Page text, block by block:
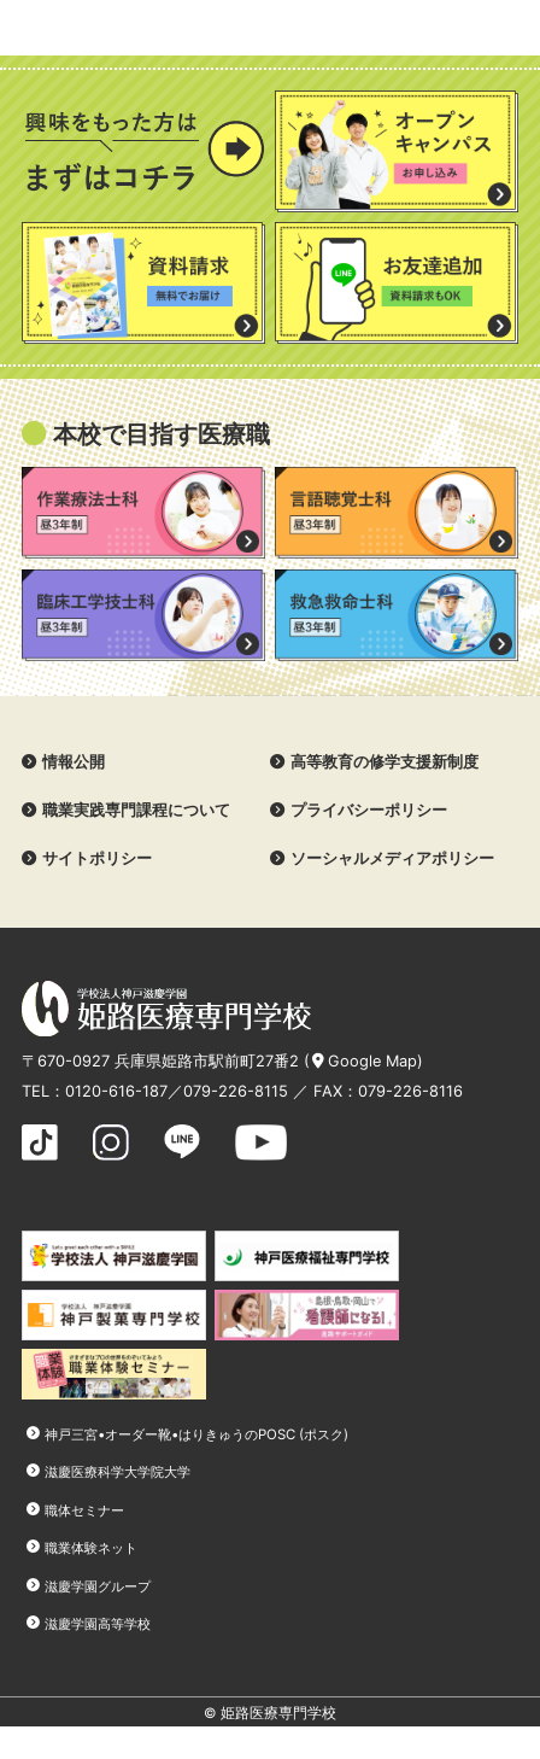
本校で目指す医療職
情報公開 高等教育の修学支援新制度
職業実践専門課程について プライバシーポリシー
サイトポリシー ソーシャルメディアポリシー
〒670-0927 兵庫県姫路市駅前町27番2 ( Google Map)
TEL： 0120-616-187／079-226-8115 ／ FAX：079-226-8116
神戸三宮•オーダー靴•はりきゅうのPOSC (ポスク)
滋慶医療科学大学院大学
職体セミナー
職業体験ネット
滋慶学園グループ
滋慶学園高等学校
© 姫路医療専門学校